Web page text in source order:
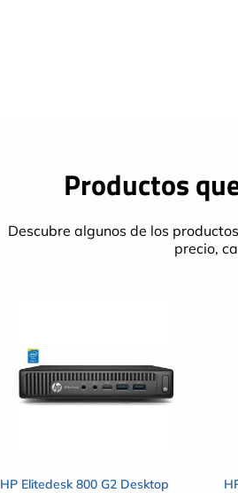
Productos
Descubre algunos de los
precio,
HP Elitedesk 800 G2 Desktop